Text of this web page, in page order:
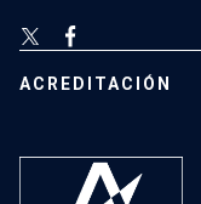
ACREDITACIÓN